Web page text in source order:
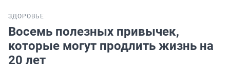
ЗДОРОВЬЕ
Восемь полезных привычек,
которые могут продлить жизнь на
20 лет